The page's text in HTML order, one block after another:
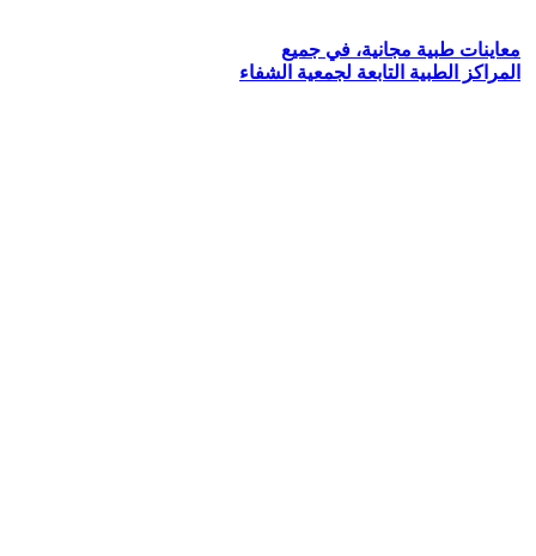
معاينات طبية مجانية، في جميع
المراكز الطبية التابعة لجمعية الشفاء